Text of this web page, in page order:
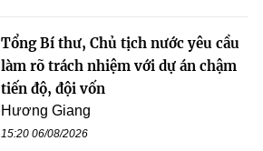
Tổng Bí thư, Chủ tịch nước yêu cầu
làm rõ trách nhiệm với dự án chậm
tiến độ, đội vốn
Hương Giang
15:20 06/08/2026